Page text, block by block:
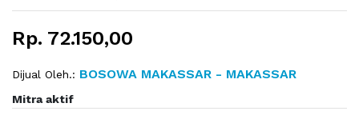
Rp. 72.150,00
Dijual Oleh.: BOSOWA MAKASSAR - MAKASSAR
Mitra aktif